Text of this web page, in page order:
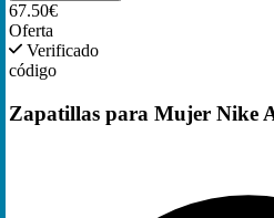
67.50€
Oferta
Verificado
código
Zapatillas para Mujer Nike